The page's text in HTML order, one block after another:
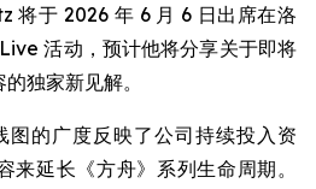
将于 2026 年 6 月 6 日出席在洛
活动，预计他将分享关于即将
独家新见解。
图的广度反映了公司持续投入资
来延长《方舟》系列生命周期。